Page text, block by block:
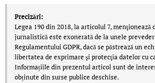
Precizări:
Legea 190 din 2018, la articolul 7, menţionează
jurnalistică este exonerată de la unele
Regulamentului GDPR, dacă se păstrează un
libertatea de exprimare şi protecţia datelor cu
Informațiile din prezentul articol sunt de
obținute din surse publice deschise.